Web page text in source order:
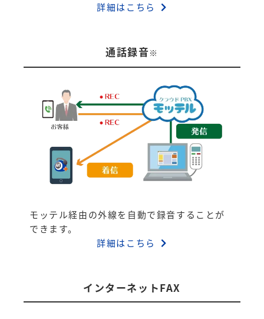
詳細はこちら
通話録音 ※
モッテル経由の外線を自動で録音することが
できます。
詳細はこちら
インターネットFAX